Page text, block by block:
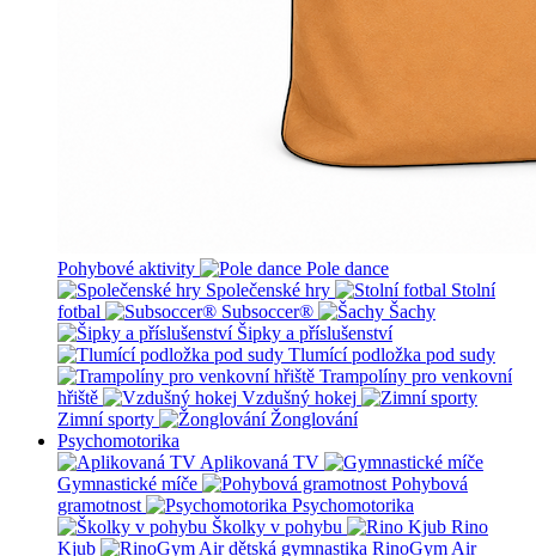
Pohybové aktivity
Pole dance
Společenské hry
Stolní
fotbal
Subsoccer®
Šachy
Šipky a příslušenství
Tlumící podložka pod sudy
Trampolíny pro venkovní
hřiště
Vzdušný hokej
Zimní sporty
Žonglování
Psychomotorika
Aplikovaná TV
Gymnastické míče
Pohybová
gramotnost
Psychomotorika
Školky v pohybu
Rino
Kjub
RinoGym Air